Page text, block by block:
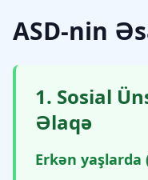
ASD-nin
1. Sosial
Əlaqə
Erkən yaşlarda